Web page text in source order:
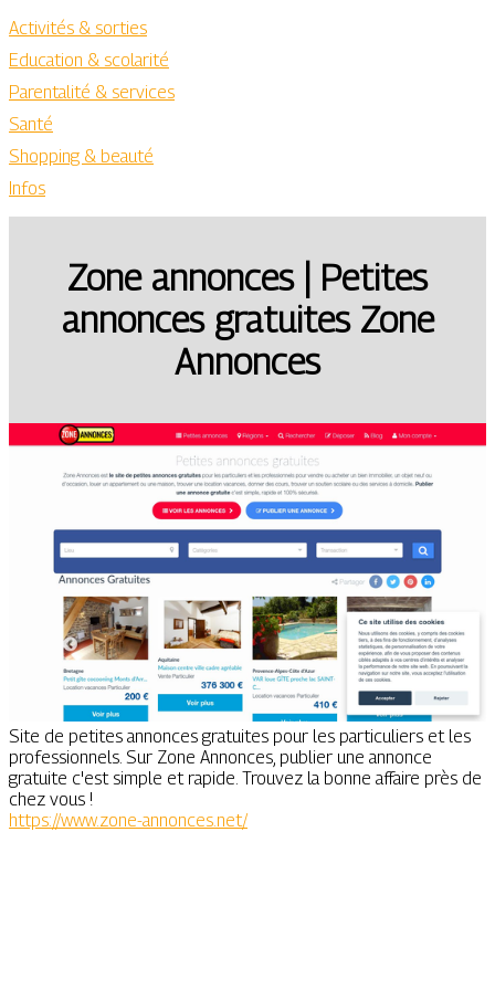
Activités & sorties
Education & scolarité
Parentalité & services
Santé
Shopping & beauté
Infos
Zone annonces | Petites
annonces gratuites Zone
Annonces
Site de petites annonces gratuites pour les particuliers et les
professionnels. Sur Zone Annonces, publier une annonce
gratuite c'est simple et rapide. Trouvez la bonne affaire près de
chez vous !
https://www.zone-annonces.net/